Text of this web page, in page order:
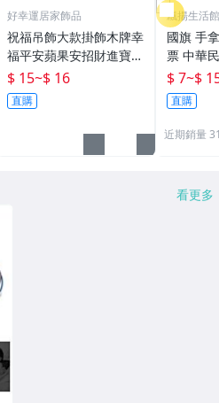
好幸運居家飾品
祝福吊飾大款掛飾木牌幸
福平安蘋果安招財進寶健
康贈品禮物結緣品
$ 15~$ 16
直購
飄揚生活
附發票
國旗 手
票 中華
升旗 選
台灣加
美國手
$ 7~$
直購
近期銷量
看更多